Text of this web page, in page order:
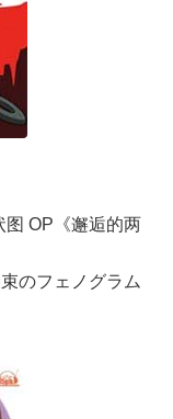
图 OP《邂逅的两
のフェノグラム